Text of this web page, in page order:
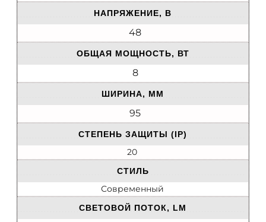
НАПРЯЖЕНИЕ, В
48
ОБЩАЯ МОЩНОСТЬ, ВТ
8
ШИРИНА, ММ
95
СТЕПЕНЬ ЗАЩИТЫ (IP)
20
СТИЛЬ
Современный
СВЕТОВОЙ ПОТОК, LM